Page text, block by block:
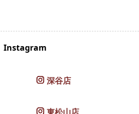
Instagram
深谷店
東松山店